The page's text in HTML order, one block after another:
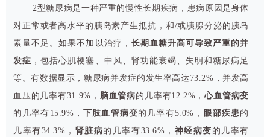
2型糖尿病是一种严重的慢性长期疾病，患病原因是身体
对正常或者高水平的胰岛素产生抵抗，和/或胰腺分泌的胰岛
素量不足。如果不加以治疗， 长期血糖升高可导致严重的并
发症 ，包括心肌梗塞、中风、肾功能衰竭、失明和糖尿病足
等。有数据显示，糖尿病并发症的发生率高达73.2%，并发高
血压的几率有31.9%， 脑血管病的几率有12.2%，心血管病变
的几率有15.9%，下肢血管病变的几率有5.0%， 眼部疾患的
几率有34.3%， 肾脏病的几率有33.6%， 神经病变 的几率有